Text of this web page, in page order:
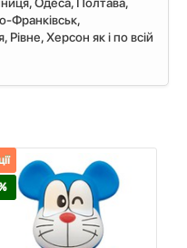
Одеса, Полтава,
Франківськ,
Херсон як і по всій